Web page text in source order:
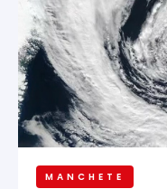
MANCHETE